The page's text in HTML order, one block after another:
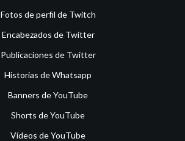
Fotos de perfil de Twitch
Encabezados de Twitter
Publicaciones de Twitter
Historias de Whatsapp
Banners de YouTube
Shorts de YouTube
Vídeos de YouTube